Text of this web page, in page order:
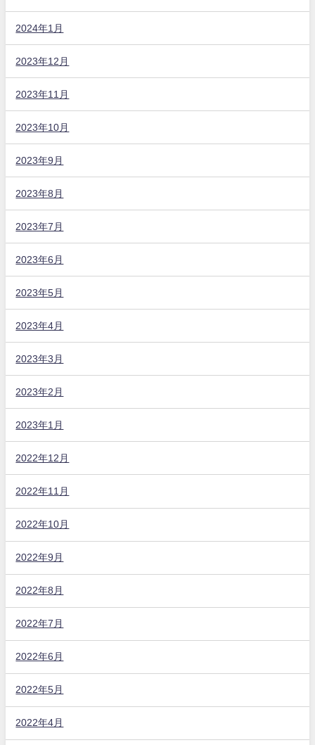
2024年1月
2023年12月
2023年11月
2023年10月
2023年9月
2023年8月
2023年7月
2023年6月
2023年5月
2023年4月
2023年3月
2023年2月
2023年1月
2022年12月
2022年11月
2022年10月
2022年9月
2022年8月
2022年7月
2022年6月
2022年5月
2022年4月